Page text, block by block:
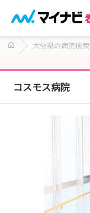
大分県の病院検索
コスモス病院